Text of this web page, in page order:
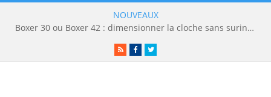
NOUVEAUX
Boxer 30 ou Boxer 42 : dimensionner la cloche sans surinvestir
RSSFacebookTwitter